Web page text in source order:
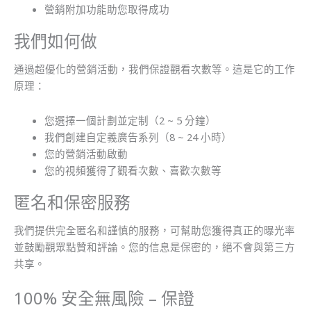
營銷附加功能助您取得成功
我們如何做
通過超優化的營銷活動，我們保證觀看次數等。這是它的工作
原理：
您選擇一個計劃並定制（2 ~ 5 分鐘）
我們創建自定義廣告系列（8 ~ 24 小時）
您的營銷活動啟動
您的視頻獲得了觀看次數、喜歡次數等
匿名和保密服務
我們提供完全匿名和謹慎的服務，可幫助您獲得真正的曝光率
並鼓勵觀眾點贊和評論。您的信息是保密的，絕不會與第三方
共享。
100% 安全無風險 – 保證